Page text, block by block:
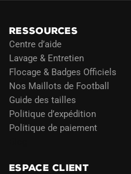
RESSOURCES
Centre d’aide
Lavage & Entretien
Flocage & Badges Officiels
Nos Maillots de Football
Guide des tailles
Politique d’expédition
Politique de paiement
ESPACE CLIENT